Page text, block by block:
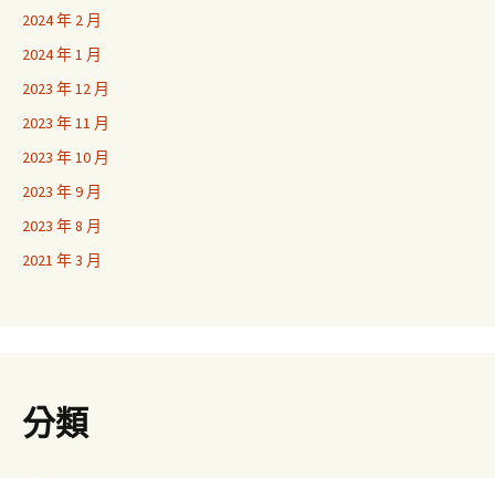
2024 年 2 月
2024 年 1 月
2023 年 12 月
2023 年 11 月
2023 年 10 月
2023 年 9 月
2023 年 8 月
2021 年 3 月
分類